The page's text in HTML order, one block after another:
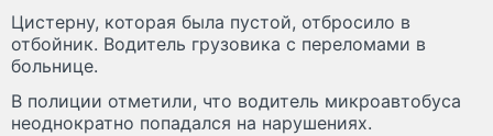
Цистерну, которая была пустой, отбросило в
отбойник. Водитель грузовика с переломами в
больнице.
В полиции отметили, что водитель микроавтобуса
неоднократно попадался на нарушениях.